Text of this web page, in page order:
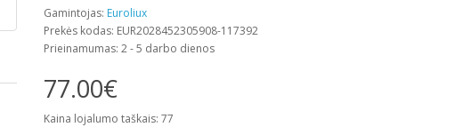
Gamintojas: Euroliux
Prekės kodas: EUR2028452305908-117392
Prieinamumas: 2 - 5 darbo dienos
77.00€
Kaina lojalumo taškais: 77